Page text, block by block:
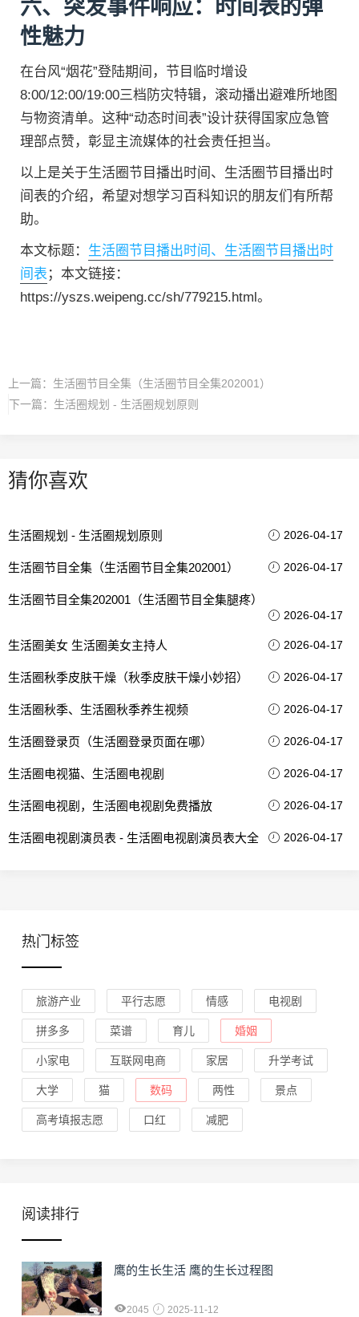
六、突发事件响应：时间表的弹
性魅力
在台风“烟花”登陆期间，节目临时增设
8:00/12:00/19:00三档防灾特辑，滚动播出避难所地图
与物资清单。这种“动态时间表”设计获得国家应急管
理部点赞，彰显主流媒体的社会责任担当。
以上是关于生活圈节目播出时间、生活圈节目播出时
间表的介绍，希望对想学习百科知识的朋友们有所帮
助。
本文标题： 生活圈节目播出时间、生活圈节目播出时
间表 ；本文链接：
https://yszs.weipeng.cc/sh/779215.html。
上一篇： 生活圈节目全集（生活圈节目全集202001）
下一篇： 生活圈规划 - 生活圈规划原则
猜你喜欢
生活圈规划 - 生活圈规划原则 2026-04-17
生活圈节目全集（生活圈节目全集202001） 2026-04-17
生活圈节目全集202001（生活圈节目全集腿疼）
2026-04-17
生活圈美女 生活圈美女主持人 2026-04-17
生活圈秋季皮肤干燥（秋季皮肤干燥小妙招） 2026-04-17
生活圈秋季、生活圈秋季养生视频 2026-04-17
生活圈登录页（生活圈登录页面在哪） 2026-04-17
生活圈电视猫、生活圈电视剧 2026-04-17
生活圈电视剧，生活圈电视剧免费播放 2026-04-17
生活圈电视剧演员表 - 生活圈电视剧演员表大全 2026-04-17
热门标签
旅游产业 平行志愿 情感 电视剧
拼多多 菜谱 育儿 婚姻
小家电 互联网电商 家居 升学考试
大学 猫 数码 两性 景点
高考填报志愿 口红 减肥
阅读排行
鹰的生长生活 鹰的生长过程图
2045 2025-11-12